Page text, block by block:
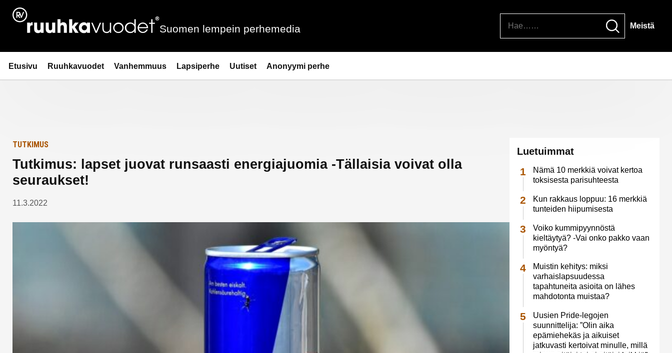
Siirry
sisältöön
Ruuhkavuodet.fi
Suomen lempein perhemedia Meistä
Etusivu Ruuhkavuodet Vanhemmuus Lapsiperhe Uutiset Anonyymi perhe
Etusivulle
TUTKIMUS
Tutkimus: lapset juovat runsaasti energiajuomia -Tällaisia voivat olla
seuraukset!
11.3.2022
Luetuimmat
Nämä 10 merkkiä voivat kertoa
toksisesta parisuhteesta
Kun rakkaus loppuu: 16 merkkiä
tunteiden hiipumisesta
Voiko kummipyynnöstä
kieltäytyä? -Vai onko pakko vaan
myöntyä?
Muistin kehitys: miksi
varhaislapsuudessa
tapahtuneita asioita on lähes
mahdotonta muistaa?
Uusien Pride-legojen
suunnittelija: ”Olin aika
epämiehekäs ja aikuiset
jatkuvasti kertoivat minulle, millä